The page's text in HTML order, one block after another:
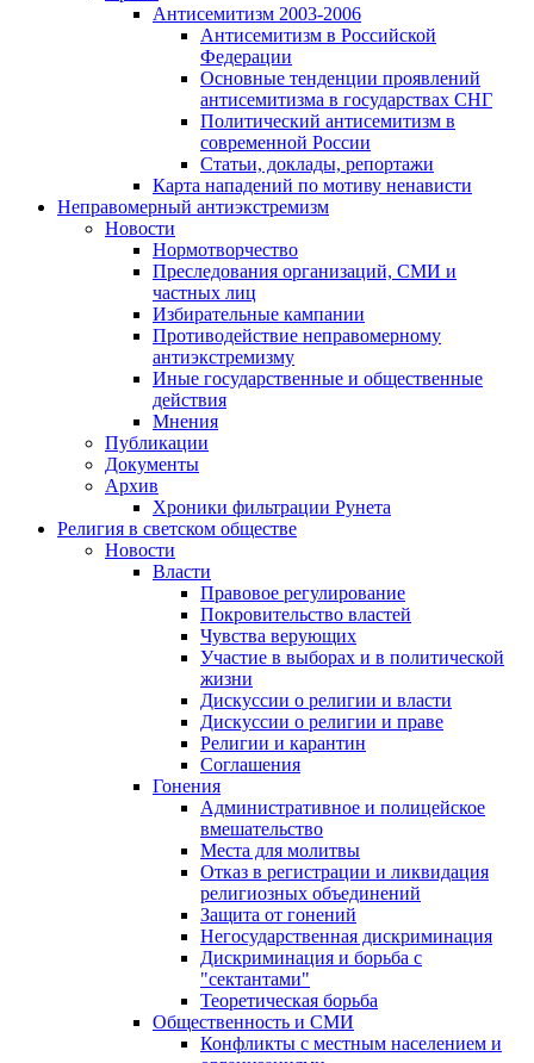
Антисемитизм 2003-2006
Антисемитизм в Российской
Федерации
Основные тенденции проявлений
антисемитизма в государствах СНГ
Политический антисемитизм в
современной России
Статьи, доклады, репортажи
Карта нападений по мотиву ненависти
Неправомерный антиэкстремизм
Новости
Нормотворчество
Преследования организаций, СМИ и
частных лиц
Избирательные кампании
Противодействие неправомерному
антиэкстремизму
Иные государственные и общественные
действия
Мнения
Публикации
Документы
Архив
Хроники фильтрации Рунета
Религия в светском обществе
Новости
Власти
Правовое регулирование
Покровительство властей
Чувства верующих
Участие в выборах и в политической
жизни
Дискуссии о религии и власти
Дискуссии о религии и праве
Религии и карантин
Соглашения
Гонения
Административное и полицейское
вмешательство
Места для молитвы
Отказ в регистрации и ликвидация
религиозных объединений
Защита от гонений
Негосударственная дискриминация
Дискриминация и борьба с
"сектантами"
Теоретическая борьба
Общественность и СМИ
Конфликты с местным населением и